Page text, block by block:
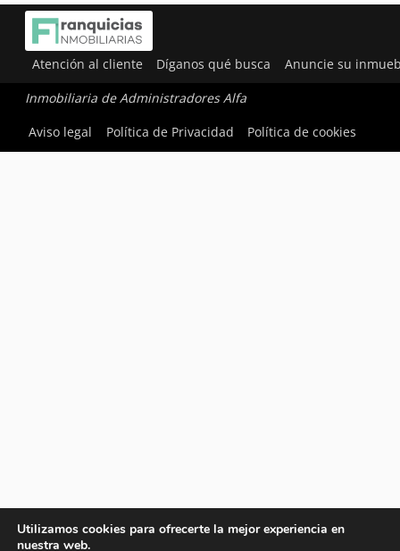
Atención al cliente Díganos qué busca Anuncie su
Inmobiliaria de Administradores Alfa
Aviso legal
Política de Privacidad Política de cookies
Utilizamos cookies para ofrecerte la mejor experiencia en
nuestra web.